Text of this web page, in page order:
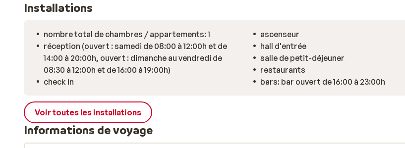
Installations
nombre total de chambres / appartements: 1
réception (ouvert : samedi de 08:00 à 12:00h et de
14:00 à 20:00h, ouvert : dimanche au vendredi de
08:30 à 12:00h et de 16:00 à 19:00h)
check in
ascenseur
hall d'entrée
salle de petit-déjeuner
restaurants
bars: bar ouvert de 16:00 à 23:00h
Voir toutes les installations
Informations de voyage